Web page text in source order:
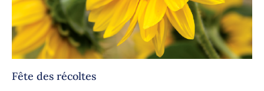
Fête des récoltes